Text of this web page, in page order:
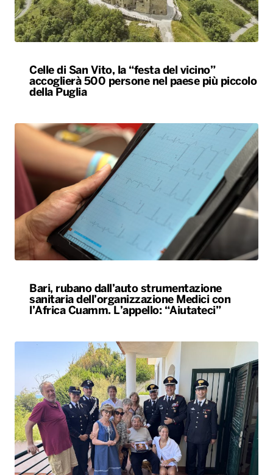
Celle di San Vito, la “festa del vicino”
accoglierà 500 persone nel paese più piccolo
della Puglia
Bari, rubano dall’auto strumentazione
sanitaria dell’organizzazione Medici con
l’Africa Cuamm. L’appello: “Aiutateci”